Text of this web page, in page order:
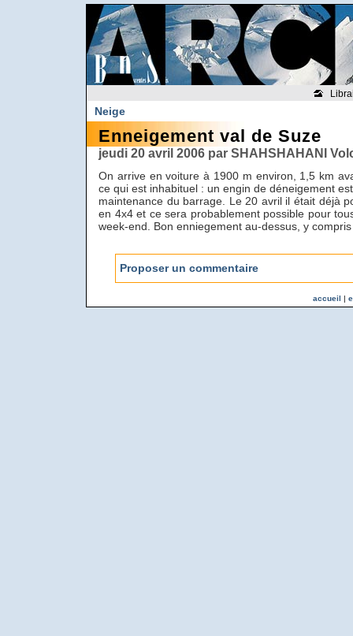
Neige
Enneigement val de Suze
jeudi 20 avril 2006 par SHAHSHAHANI
On arrive en voiture à 1900 m environ, 1,5 km
ce qui est inhabituel : un engin de déneigement
maintenance du barrage. Le 20 avril il était déjà
en 4x4 et ce sera probablement possible pour
week-end. Bon enniegement au-dessus, y
Proposer un commentaire
accueil |